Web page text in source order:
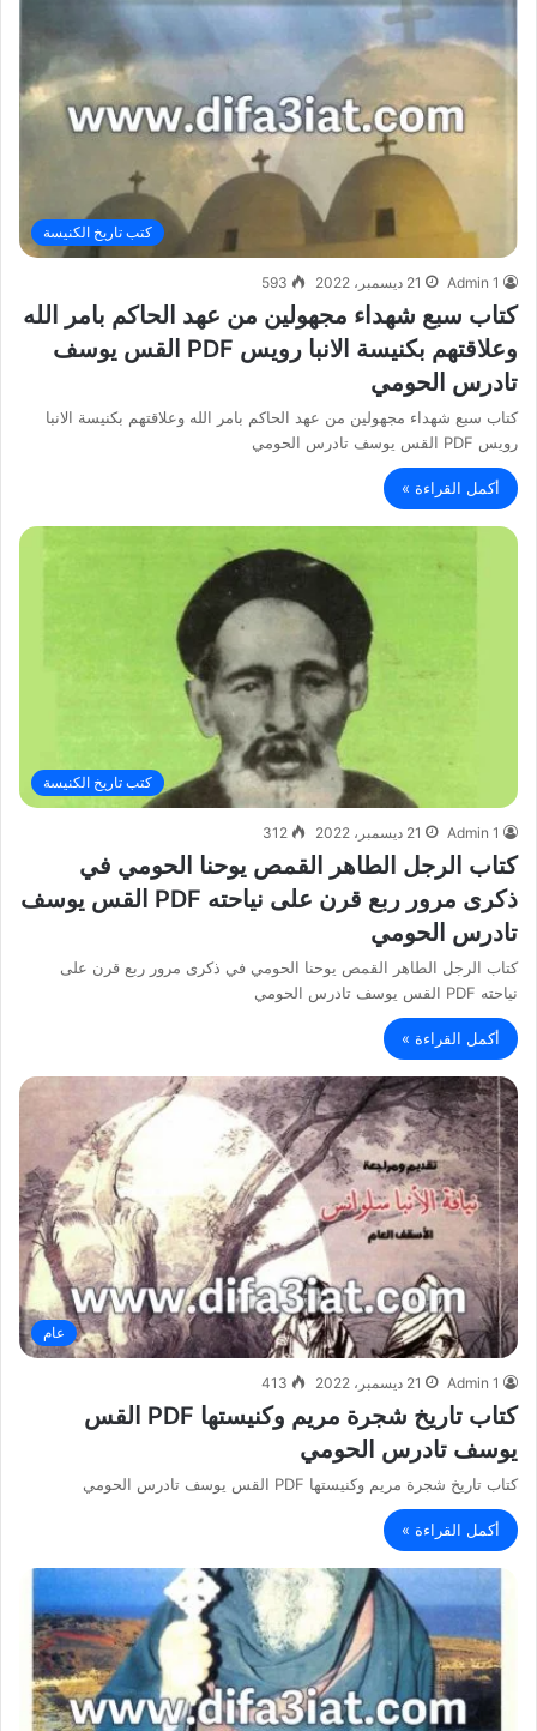
كتب تاريخ الكنيسة
Admin 1 21 ديسمبر، 2022 593
كتاب سبع شهداء مجهولين من عهد الحاكم بامر الله
وعلاقتهم بكنيسة الانبا رويس PDF القس يوسف
تادرس الحومي
كتاب سبع شهداء مجهولين من عهد الحاكم بامر الله وعلاقتهم بكنيسة الانبا
رويس PDF القس يوسف تادرس الحومي
أكمل القراءة »
كتب تاريخ الكنيسة
Admin 1 21 ديسمبر، 2022 312
كتاب الرجل الطاهر القمص يوحنا الحومي في
ذكرى مرور ربع قرن على نياحته PDF القس يوسف
تادرس الحومي
كتاب الرجل الطاهر القمص يوحنا الحومي في ذكرى مرور ربع قرن على
نياحته PDF القس يوسف تادرس الحومي
أكمل القراءة »
عام
Admin 1 21 ديسمبر، 2022 413
كتاب تاريخ شجرة مريم وكنيستها PDF القس
يوسف تادرس الحومي
كتاب تاريخ شجرة مريم وكنيستها PDF القس يوسف تادرس الحومي
أكمل القراءة »